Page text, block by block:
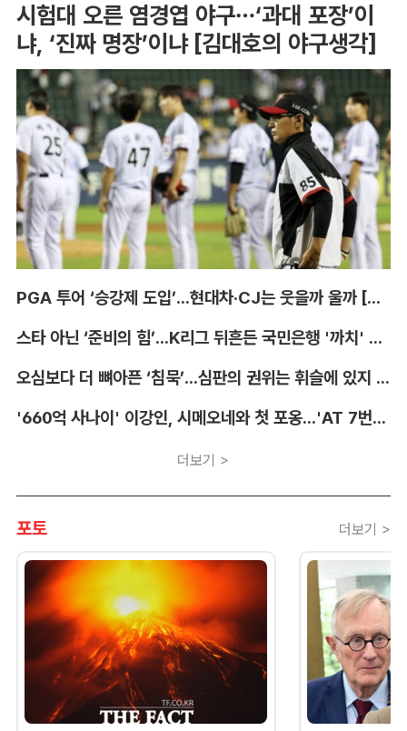
시험대 오른 염경엽 야구…‘과대 포장’이
냐, ‘진짜 명장’이냐 [김대호의 야구생각]
PGA 투어 ‘승강제 도입’...현대차·CJ는 웃을까 울까 [박호윤의 IN&OUT]
스타 아닌 ‘준비의 힘’...K리그 뒤흔든 국민은행 '까치' 사단 [이영규의 비욘더매치]
오심보다 더 뼈아픈 ‘침묵’...심판의 권위는 휘슬에 있지 않다 [박순규의 창]
'660억 사나이' 이강인, 시메오네와 첫 포옹...'AT 7번' 데뷔 초읽기
더보기 >
포토 더보기 >